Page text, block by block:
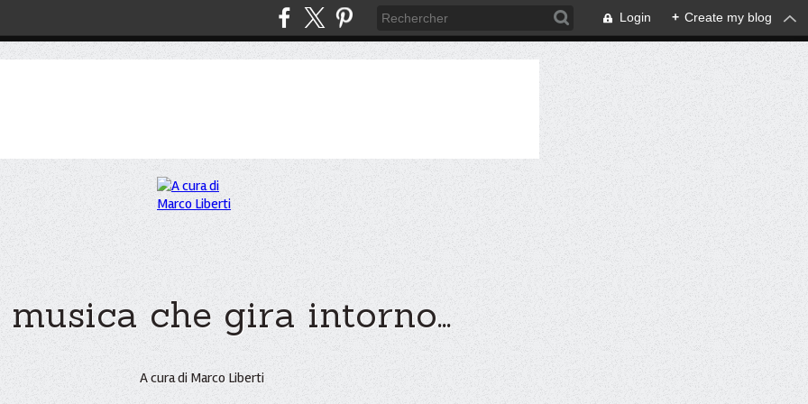
Login + Create my blog
che gira intorno...
A cura di Marco Liberti